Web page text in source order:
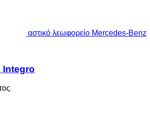
αστικό λεωφορείο Mercedes-Benz
Integro